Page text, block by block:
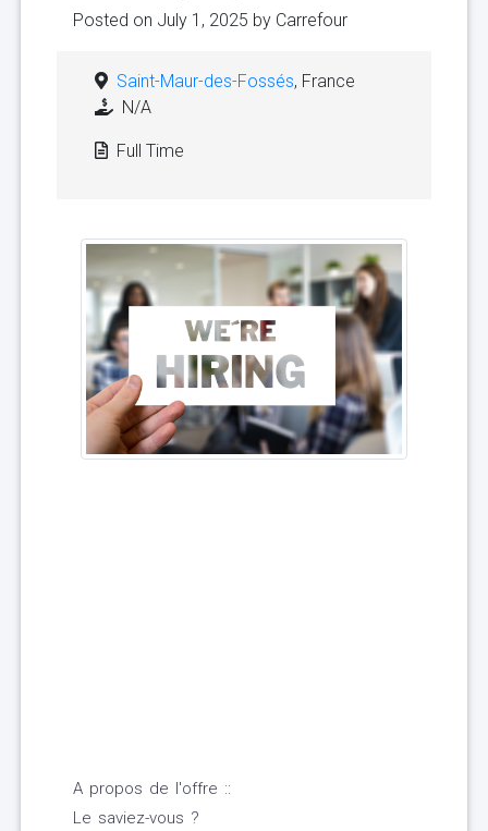
Posted on July 1, 2025 by Carrefour
Saint-Maur-des-Fossés, France
N/A
Full Time
A propos de l'offre ::
Le saviez-vous ?